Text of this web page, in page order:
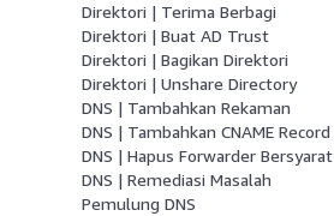
Direktori | Terima Berbagi
Direktori | Buat AD Trust
Direktori | Bagikan Direktori
Direktori | Unshare Directory
DNS | Tambahkan Rekaman
DNS | Tambahkan CNAME Record
DNS | Hapus Forwarder Bersyarat
DNS | Remediasi Masalah
Pemulung DNS